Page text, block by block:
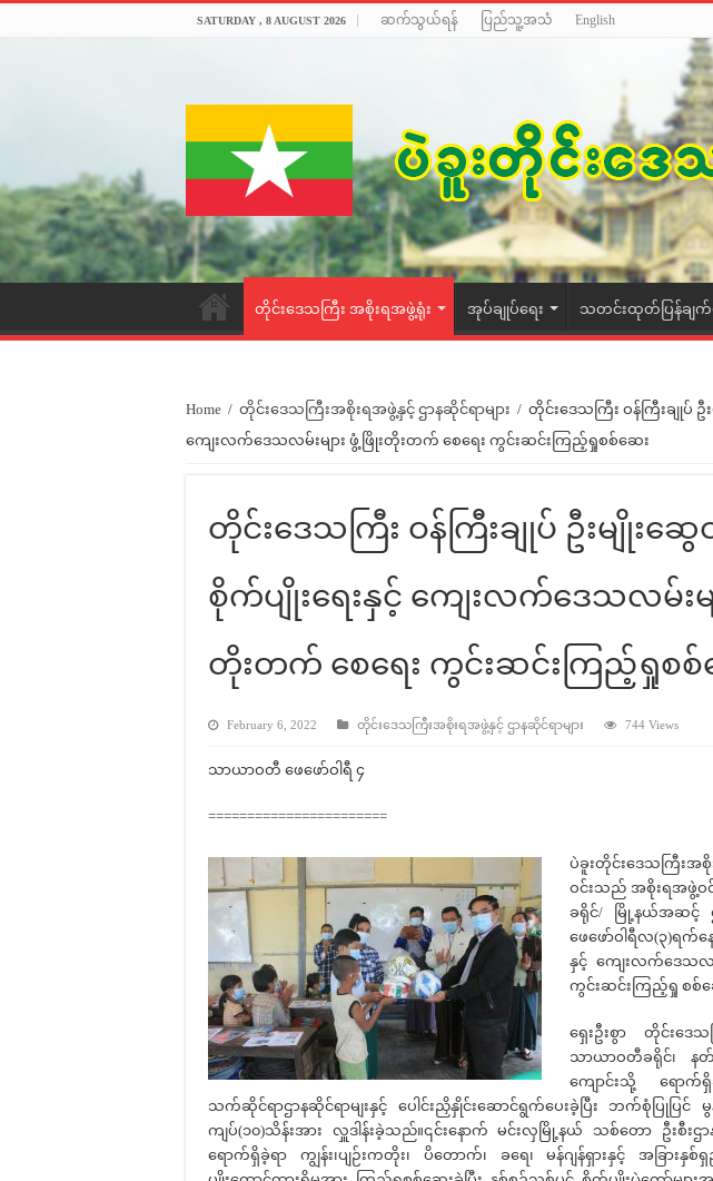
SATURDAY , 8 AUGUST 2026 ဆက်သွယ်ရန် ပြည်သူ့အသံ English
တိုင်းဒေသကြီး အစိုးရအဖွဲ့ရုံး အုပ်ချုပ်ရေး သတင်းထုတ်ပြန်ချက်မ
Home / တိုင်းဒေသကြီးအစိုးရအဖွဲ့နှင့် ဌာနဆိုင်ရာများ / တိုင်းဒေသကြီး ဝန်ကြီးချုပ် ဦ
ကျေးလက်ဒေသလမ်းများ ဖွံ့ဖြိုးတိုးတက် စေရေး ကွင်းဆင်းကြည့်ရှုစစ်ဆေး
တိုင်းဒေသကြီး ဝန်ကြီးချုပ် ဦးမျိုးဆွေ
စိုက်ပျိုးရေးနှင့် ကျေးလက်ဒေသလမ်းမျ
တိုးတက် စေရေး ကွင်းဆင်းကြည့်ရှုစစ်
February 6, 2022 တိုင်းဒေသကြီးအစိုးရအဖွဲ့နှင့် ဌာနဆိုင်ရာများ 744 Views
သာယာဝတီ ဖေဖော်ဝါရီ ၄
=======================
ပဲခူးတိုင်းဒေသကြီးအစို
ဝင်းသည် အစိုးရအဖွဲ့ဝင်
ခရိုင်/ မြို့နယ်အဆင့် ဌ
ဖေဖော်ဝါရီလ(၃)ရက်
နှင့် ကျေးလက်ဒေသလ
ကွင်းဆင်းကြည့်ရှု စစ်
ရှေးဦးစွာ တိုင်းဒေ
သာယာဝတီခရိုင်၊ နတ်
ကျောင်းသို့ ရောက်ရှိ
သက်ဆိုင်ရာဌာနဆိုင်ရာမျးနှင့် ပေါင်းညှိနှိုင်းဆောင်ရွက်ပေးခဲ့ပြီး ဘက်စုံပြုပြင် မွ
ကျပ်(၁၀)သိန်းအား လှူဒါန်းခဲ့သည်။၎င်းနောက် မင်းလှမြို့နယ် သစ်တော ဦးစီးဌာ
ရောက်ရှိခဲ့ရာ ကျွန်း၊ပျဉ်းကတိုး၊ ပိတောက်၊ ခရေ၊ မန်ဂျန်ရှားနှင့် အခြားနှစ်ရှ